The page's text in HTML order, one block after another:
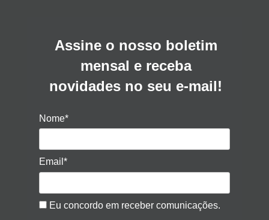
Assine o nosso boletim
mensal e receba
novidades no seu e-mail!
Nome*
Email*
Eu concordo em receber comunicações.